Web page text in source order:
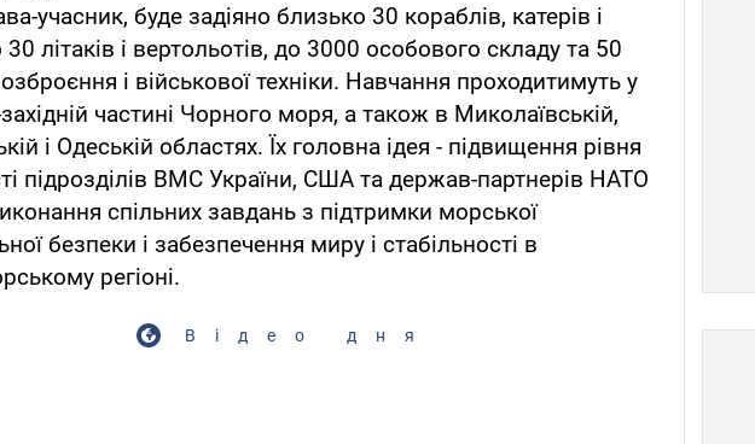
учасник, буде задіяно близько 30 кораблів, катерів і
літаків і вертольотів, до 3000 особового складу та 50
і військової техніки. Навчання проходитимуть у
західній частині Чорного моря, а також в Миколаївській,
і Одеській областях. Їх головна ідея - підвищення рівня
підрозділів ВМС України, США та держав-партнерів НАТО
спільних завдань з підтримки морської
безпеки і забезпечення миру і стабільності в
регіоні.
Відео дня